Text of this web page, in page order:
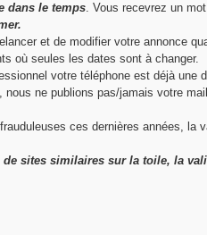
dans le temps. Vous recevrez un
et de modifier votre annonce
où seules les dates sont à changer.
votre téléphone est déjà
ne publions pas/jamais votre
ces dernières années, la
sites similaires sur la toile, la